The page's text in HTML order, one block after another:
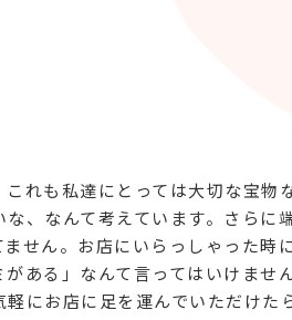
れも私達にとっては大切な宝物
、なんて考えています。さらに
せん。お店にいらっしゃった時
ある」なんて言ってはいけませ
にお店に足を運んでいただけた